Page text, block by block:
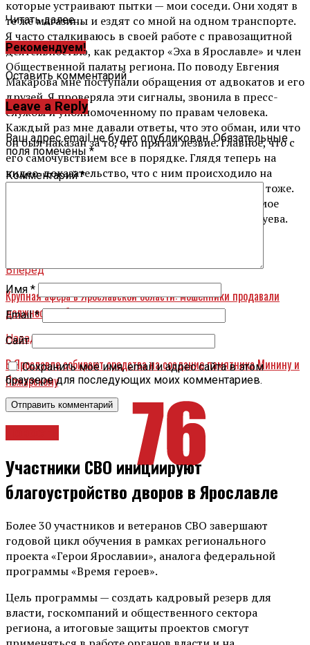
которые устраивают пытки — мои соседи. Они ходят в
те же магазины и ездят со мной на одном транспорте.
Я часто сталкиваюсь в своей работе с правозащитной
деятельностью, как редактор «Эха в Ярославле» и член
Общественной палаты региона. По поводу Евгения
Макарова мне поступали обращения от адвокатов и его
друзей. Я проверяла эти сигналы, звонила в пресс-
службы и уполномоченному по правам человека.
Каждый раз мне давали ответы, что это обман, или что
он был наказан за то, что прятал лезвие. Главное, что с
его самочувствием все в порядке. Глядя теперь на
видео-доказательство, что с ним происходило на
самом деле, я чувствую и свою ответственность тоже.
Необходимо, чтобы все причастные понесли самое
суровое наказание», — рассказала Людмила Шабуева.
Вперед
Крупная афера в Ярославской области: мошенники продавали
должность губернатора
Назад
В Ярославле собирают средства на создание памятника Минину и
Пожарскому
Читать далее ...
Рекомендуем!
Оставить комментарий
Leave a Reply
Ваш адрес email не будет опубликован. Обязательные
поля помечены *
Комментарий*
Имя *
Email*
Сайт
Сохранить моё имя, email и адрес сайта в этом
браузере для последующих моих комментариев.
Участники СВО инициируют
благоустройство дворов в Ярославле
Более 30 участников и ветеранов СВО завершают
годовой цикл обучения в рамках регионального
проекта «Герои Ярославии», аналога федеральной
программы «Время героев».
Цель программы — создать кадровый резерв для
власти, госкомпаний и общественного сектора
региона, а итоговые защиты проектов смогут